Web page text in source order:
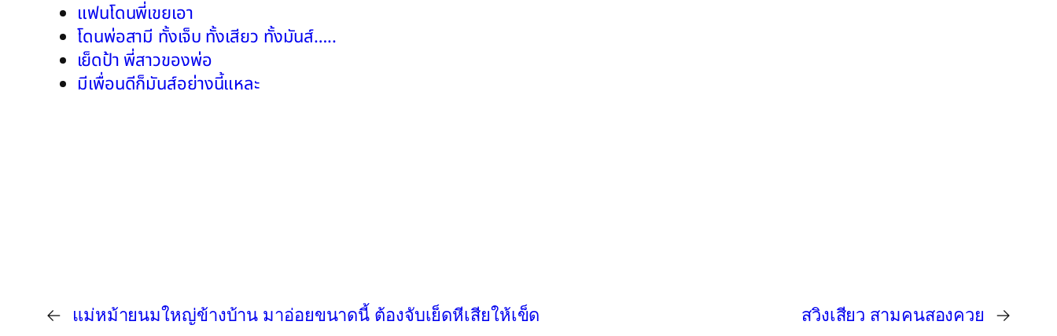
แฟนโดนพี่เขยเอา
โดนพ่อสามี ทั้งเจ็บ ทั้งเสียว ทั้งมันส์…..
เย็ดป้า พี่สาวของพ่อ
มีเพื่อนดีก็มันส์อย่างนี้แหละ
← แม่หม้ายนมใหญ่ข้างบ้าน มาอ่อยขนาดนี้ ต้องจับเย็ดหีเสียให้เข็ด สวิงเสียว สามคนสองควย →